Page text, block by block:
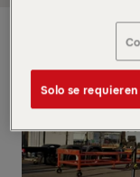
Solo se